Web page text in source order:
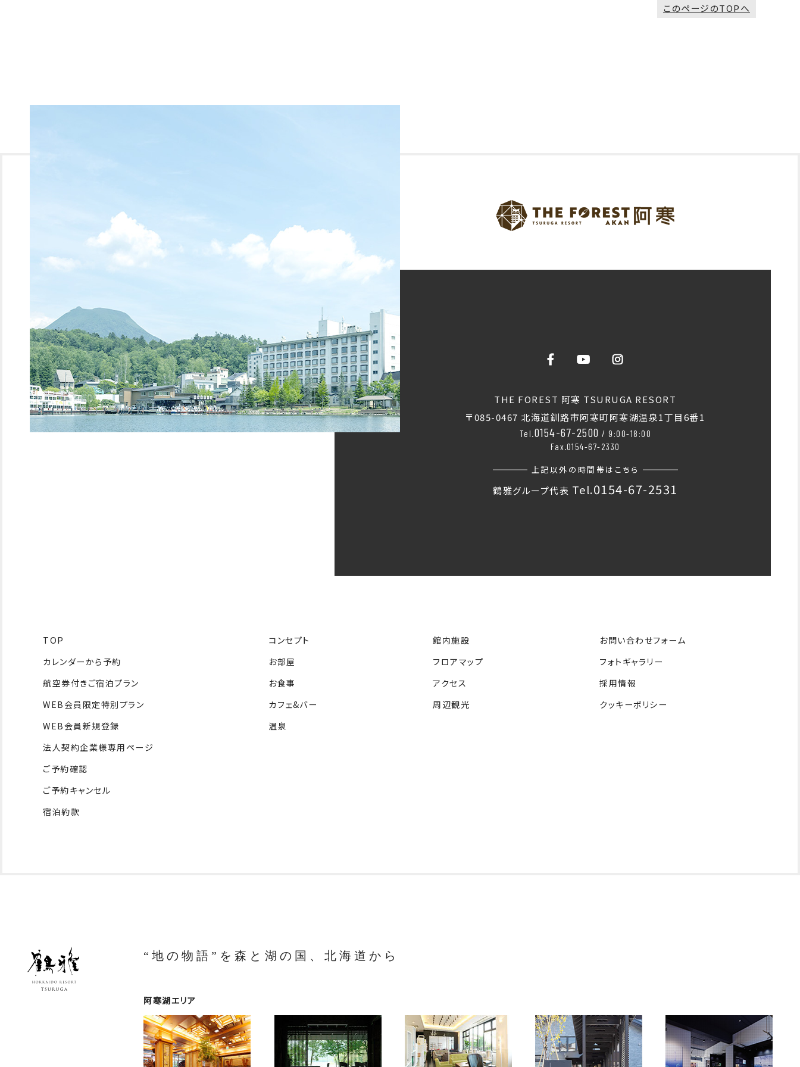
このページのTOPへ
THE FOREST 阿寒 TSURUGA RESORT
〒085-0467北海道釧路市阿寒町阿寒湖温泉1丁目6番1
Tel.0154-67-2500 / 9:00-18:00
Fax.0154-67-2330
上記以外の時間帯はこちら
鶴雅グループ代表 Tel.0154-67-2531
TOP
カレンダーから予約
航空券付きご宿泊プラン
WEB会員限定特別プラン
WEB会員新規登録
法人契約企業様専用ページ
ご予約確認
ご予約キャンセル
宿泊約款
コンセプト
お部屋
お食事
カフェ&バー
温泉
館内施設
フロアマップ
アクセス
周辺観光
お問い合わせフォーム
フォトギャラリー
採用情報
クッキーポリシー
“地の物語”を森と湖の国、北海道から
阿寒湖エリア